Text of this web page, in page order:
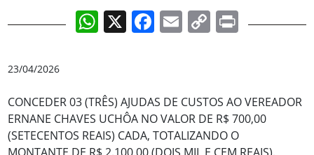
WhatsApp
X Facebook
EmailCopyPrint
23/04/2026
CONCEDER 03 (TRÊS) AJUDAS DE CUSTOS AO VEREADOR
ERNANE CHAVES UCHÔA NO VALOR DE R$ 700,00
(SETECENTOS REAIS) CADA, TOTALIZANDO O